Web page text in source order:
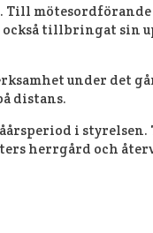
Till
också tillbringat sin
under det
distans.
i
herrgård och